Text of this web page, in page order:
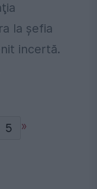
la şefia
incertă.
5 »